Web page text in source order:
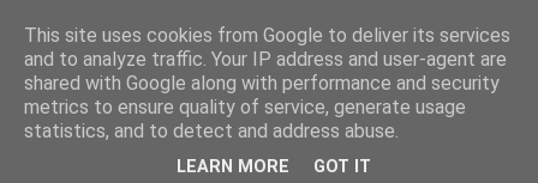
This site uses cookies from Google to deliver its services
and to analyze traffic. Your IP address and user-agent are
shared with Google along with performance and security
metrics to ensure quality of service, generate usage
statistics, and to detect and address abuse.
LEARN MORE GOT IT